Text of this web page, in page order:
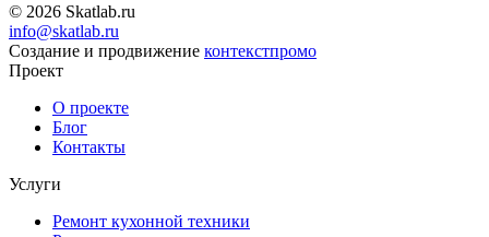
© 2026 Skatlab.ru
info@skatlab.ru
Создание и продвижение контекстпромо
Проект
О проекте
Блог
Контакты
Услуги
Ремонт кухонной техники